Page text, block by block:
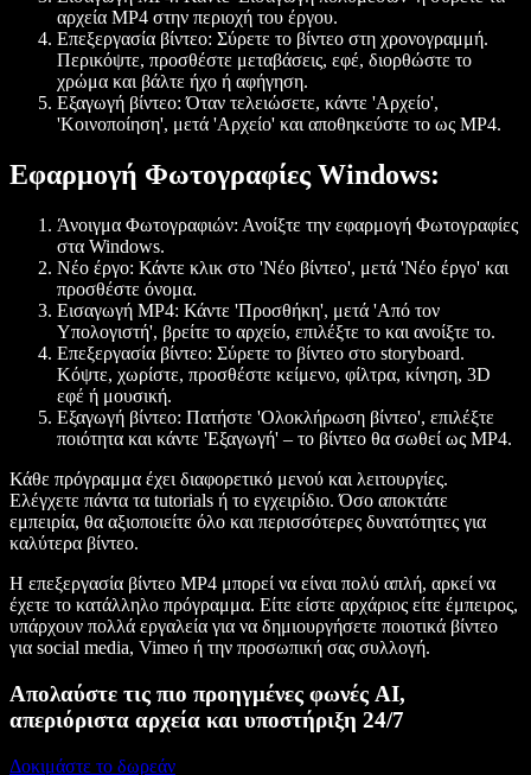
αρχεία MP4 στην περιοχή του έργου.
Επεξεργασία βίντεο: Σύρετε το βίντεο στη χρονογραμμή.
Περικόψτε, προσθέστε μεταβάσεις, εφέ, διορθώστε το
χρώμα και βάλτε ήχο ή αφήγηση.
Εξαγωγή βίντεο: Όταν τελειώσετε, κάντε 'Αρχείο',
'Κοινοποίηση', μετά 'Αρχείο' και αποθηκεύστε το ως MP4.
Εφαρμογή Φωτογραφίες Windows:
Άνοιγμα Φωτογραφιών: Ανοίξτε την εφαρμογή Φωτογραφίες
στα Windows.
Νέο έργο: Κάντε κλικ στο 'Νέο βίντεο', μετά 'Νέο έργο' και
προσθέστε όνομα.
Εισαγωγή MP4: Κάντε 'Προσθήκη', μετά 'Από τον
Υπολογιστή', βρείτε το αρχείο, επιλέξτε το και ανοίξτε το.
Επεξεργασία βίντεο: Σύρετε το βίντεο στο storyboard.
Κόψτε, χωρίστε, προσθέστε κείμενο, φίλτρα, κίνηση, 3D
εφέ ή μουσική.
Εξαγωγή βίντεο: Πατήστε 'Ολοκλήρωση βίντεο', επιλέξτε
ποιότητα και κάντε 'Εξαγωγή' – το βίντεο θα σωθεί ως MP4.
Κάθε πρόγραμμα έχει διαφορετικό μενού και λειτουργίες.
Ελέγχετε πάντα τα tutorials ή το εγχειρίδιο. Όσο αποκτάτε
εμπειρία, θα αξιοποιείτε όλο και περισσότερες δυνατότητες για
καλύτερα βίντεο.
Η επεξεργασία βίντεο MP4 μπορεί να είναι πολύ απλή, αρκεί να
έχετε το κατάλληλο πρόγραμμα. Είτε είστε αρχάριος είτε έμπειρος,
υπάρχουν πολλά εργαλεία για να δημιουργήσετε ποιοτικά βίντεο
για social media, Vimeo ή την προσωπική σας συλλογή.
Απολαύστε τις πιο προηγμένες φωνές AI,
απεριόριστα αρχεία και υποστήριξη 24/7
Δοκιμάστε το δωρεάν